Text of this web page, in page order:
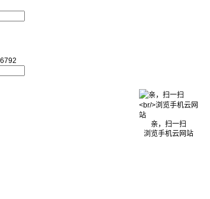
亲，扫一扫
浏览手机云网站